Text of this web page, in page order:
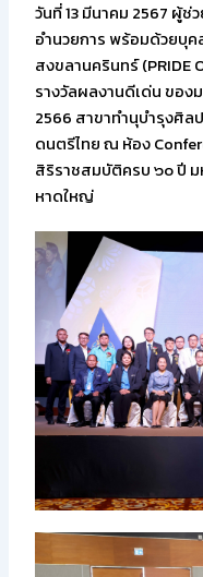
วันที่ 13 มีนาคม 2567 ผู้
อำนวยการ พร้อมด้วยบุ
สงขลานครินทร์ (PRIDE
รางวัลผลงานดีเด่น ของ
2566 สาขาทำนุบำรุงศิล
ดนตรีไทย ณ ห้อง
สิริราชสมบัติครบ ๖๐ ปี
หาดใหญ่